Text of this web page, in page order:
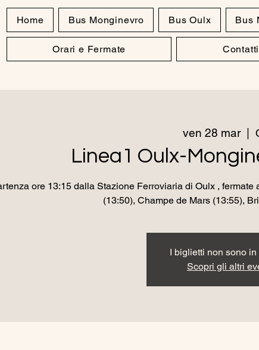
Home Bus Monginevro Bus Oulx Bus
Orari e Fermate Contatti
ven 28 mar
  |
Linea1 Oulx-
ore 13:15 dalla Stazione Ferroviaria di Oulx ,
(13:50), Champe de Mars (13:55),
I biglietti non sono
Scopri gli altri